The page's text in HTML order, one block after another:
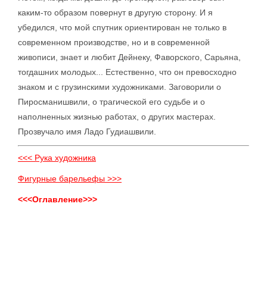
каким-то образом повернут в другую сторону. И я
убедился, что мой спутник ориентирован не только в
современном производстве, но и в современной
живописи, знает и любит Дейнеку, Фаворского, Сарьяна,
тогдашних молодых... Естественно, что он превосходно
знаком и с грузинскими художниками. Заговорили о
Пиросманишвили, о трагической его судьбе и о
наполненных жизнью работах, о других мастерах.
Прозвучало имя Ладо Гудиашвили.
<<< Рука художника
Фигурные барельефы >>>
<<<Оглавление>>>